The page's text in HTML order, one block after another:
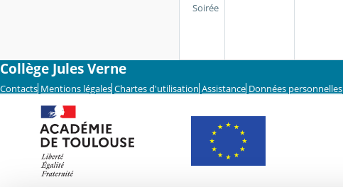
Soirée
Collège Jules Verne
Contacts Mentions légales Chartes d'utilisation Assistance Données personnelles